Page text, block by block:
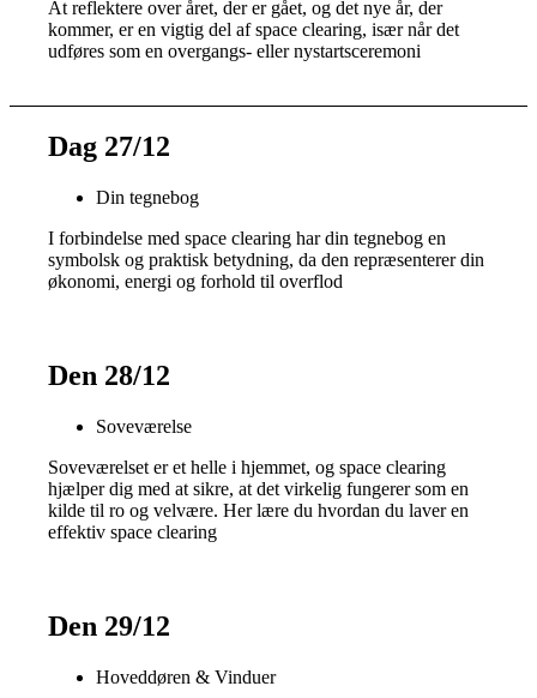
At reflektere over året, der er gået, og det nye år, der
kommer, er en vigtig del af space clearing, især når det
udføres som en overgangs- eller nystartsceremoni
Dag 27/12
Din tegnebog
I forbindelse med space clearing har din tegnebog en
symbolsk og praktisk betydning, da den repræsenterer din
økonomi, energi og forhold til overflod
Den 28/12
Soveværelse
Soveværelset er et helle i hjemmet, og space clearing
hjælper dig med at sikre, at det virkelig fungerer som en
kilde til ro og velvære. Her lære du hvordan du laver en
effektiv space clearing
Den 29/12
Hoveddøren & Vinduer